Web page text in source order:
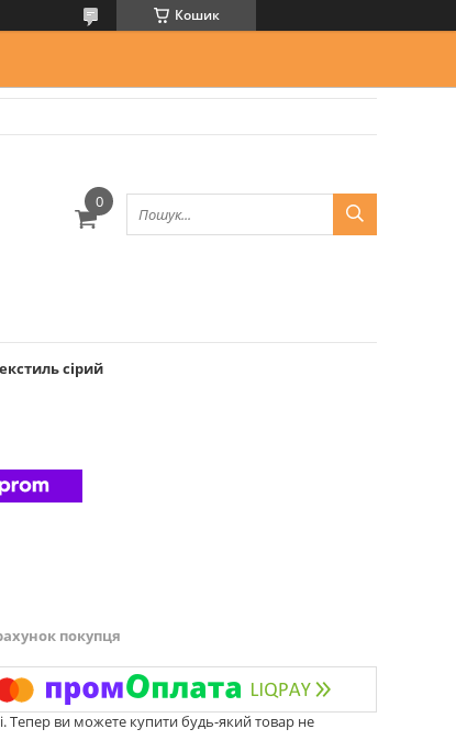
Кошик
сірий
покупця
Тепер ви можете купити будь-який товар не